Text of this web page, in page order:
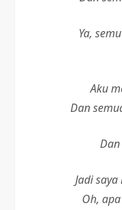
Ya,
Aku
Dan
Jadi
Oh,